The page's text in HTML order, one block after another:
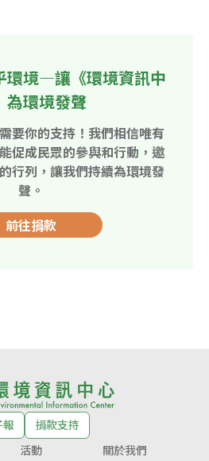
環境—讓《環境資訊中
為環境發聲
要你的支持！我們相信唯有
促成民眾的參與和行動，邀
行列，讓我們持續為環境發
聲。
前往捐款
捐款支持
活動 關於我們